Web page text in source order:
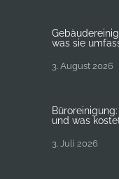
was sie
3. August 2026
und was
3. Juli 2026